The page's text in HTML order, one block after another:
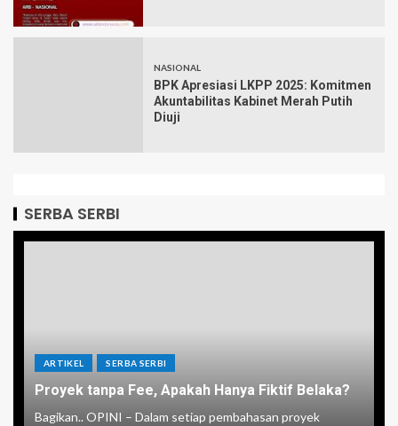
NASIONAL
BPK Apresiasi LKPP 2025: Komitmen
Akuntabilitas Kabinet Merah Putih
Diuji
SERBA SERBI
ARTIKEL SERBA SERBI
Proyek tanpa Fee, Apakah Hanya Fiktif Belaka?
Bagikan.. OPINI – Dalam setiap pembahasan proyek